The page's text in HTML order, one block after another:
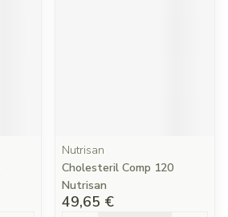
Nutrisan
Cholesteril Comp 120
Nutrisan
49,65 €